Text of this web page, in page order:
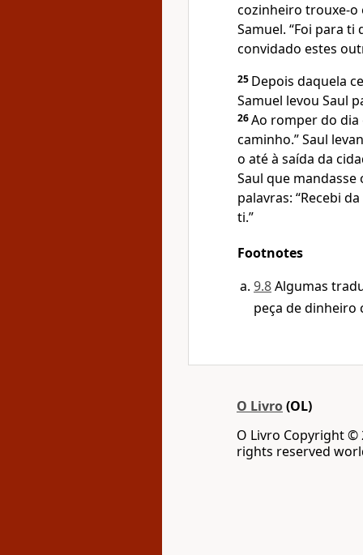
cozinheiro trouxe-o
Samuel. “Foi para
convidado estes
25 Depois daquela
Samuel levou Saul
26Ao romper do dia
caminho.” Saul
o até à saída da
Saul que
palavras: “Recebi
ti.”
Footnotes
9.8Algumas
peça de dinheiro
O Livro(OL)
O Livro Copyright ©
rights reserved